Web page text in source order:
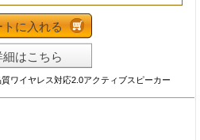
トに入れる
細はこちら
ワイヤレス対応2.0アクティブスピーカー